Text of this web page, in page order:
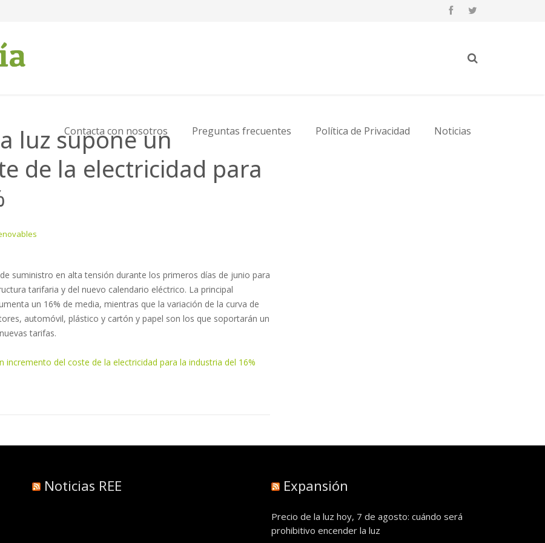
Contacta con nosotros Preguntas frecuentes Política de Privacidad Noticias
luz supone un
de la electricidad para
suministro en alta tensión durante los primeros días de junio para
tarifaria y del nuevo calendario eléctrico. La principal
un 16% de media, mientras que la variación de la curva de
automóvil, plástico y cartón y papel son los que soportarán un
tarifas.
incremento del coste de la electricidad para la industria del 16%
Noticias REE Expansión
Precio de la luz hoy, 7 de agosto: cuándo será
prohibitivo encender la luz